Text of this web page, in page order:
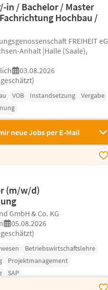
in / Bachelor / Master
Hochbau /
FREIHEIT eG
Anhalt |Halle (Saale),
03.08.2026
VOB Instandsetzung
Vergabe
neue Jobs per E-Mail
(m/w/d)
GmbH & Co. KG
05.08.2026
Betriebswirtschaftslehre
Projektmanagement
SAP